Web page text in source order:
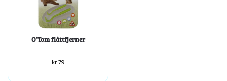
O’Tom flåttfjerner
kr79